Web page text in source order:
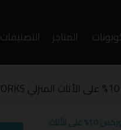
المتاجر التصنيفات
كوبون خصم هوم وركس 10% على الأثاث